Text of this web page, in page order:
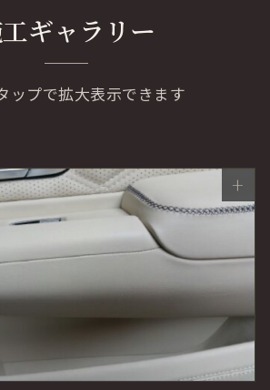
ギャラリー
ップで拡大表示できます